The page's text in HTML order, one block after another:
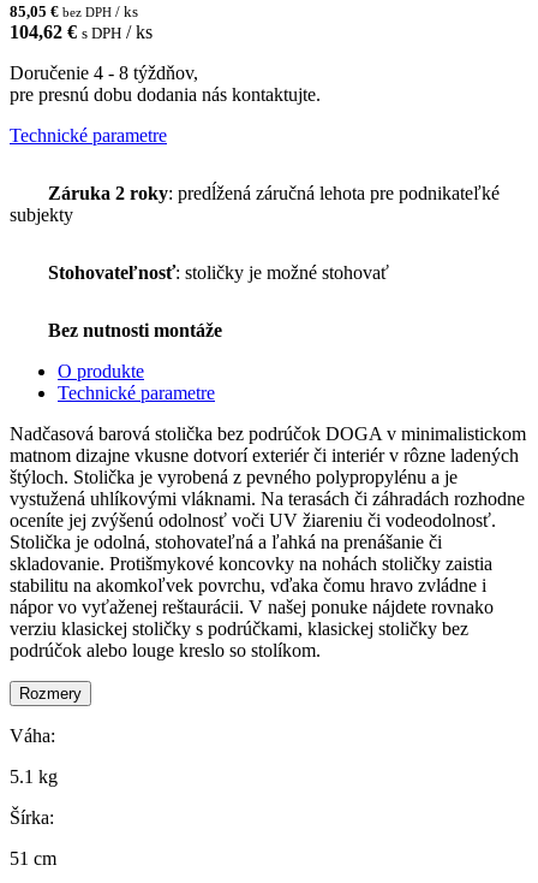
85,05 € bez DPH / ks
104,62 € s DPH / ks
Doručenie 4 - 8 týždňov,
pre presnú dobu dodania nás kontaktujte.
Technické parametre
Záruka 2 roky: predĺžená záručná lehota pre podnikateľké
subjekty
Stohovateľnosť: stoličky je možné stohovať
Bez nutnosti montáže
O produkte
Technické parametre
Nadčasová barová stolička bez podrúčok DOGA v minimalistickom
matnom dizajne vkusne dotvorí exteriér či interiér v rôzne ladených
štýloch. Stolička je vyrobená z pevného polypropylénu a je
vystužená uhlíkovými vláknami. Na terasách či záhradách rozhodne
oceníte jej zvýšenú odolnosť voči UV žiareniu či vodeodolnosť.
Stolička je odolná, stohovateľná a ľahká na prenášanie či
skladovanie. Protišmykové koncovky na nohách stoličky zaistia
stabilitu na akomkoľvek povrchu, vďaka čomu hravo zvládne i
nápor vo vyťaženej reštaurácii. V našej ponuke nájdete rovnako
verziu klasickej stoličky s podrúčkami, klasickej stoličky bez
podrúčok alebo louge kreslo so stolíkom.
Rozmery
Váha:
5.1 kg
Šírka:
51 cm